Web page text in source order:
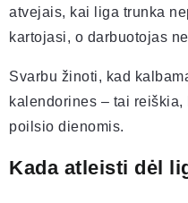
atvejais, kai liga trunka
kartojasi, o darbuotojas
Svarbu žinoti, kad
kalendorines – tai
poilsio dienomis.
Kada atleisti dėl